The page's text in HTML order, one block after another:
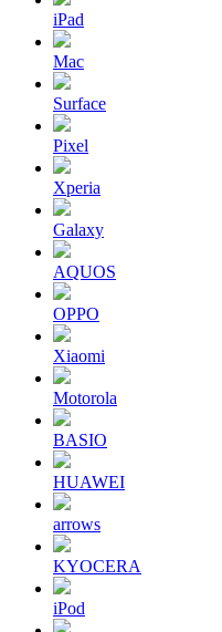
iPad
Mac
Surface
Pixel
Xperia
Galaxy
AQUOS
OPPO
Xiaomi
Motorola
BASIO
HUAWEI
arrows
KYOCERA
iPod